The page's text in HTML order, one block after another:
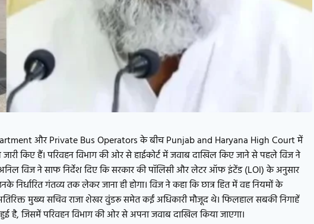
और Private Bus Operators के बीच Punjab and Haryana High Court में
जारी किए हैं। परिवहन विभाग की ओर से हाईकोर्ट में जवाब दाखिल किए जाने से पहले विज ने
विज ने साफ निर्देश दिए कि सरकार की पॉलिसी और लेटर ऑफ इंटेंड (LOI) के अनुसार
गंतव्य तक लेकर जाना ही होगा। विज ने कहा कि छात्र हित में वह नियमों के
मुख्य सचिव राजा शेखर वुंडरू समेत कईं अधिकारी मौजूद थे। फिलहाल सबकी निगाहें
है, जिसमें परिवहन विभाग की ओर से अपना जवाब दाखिल किया जाएगा।